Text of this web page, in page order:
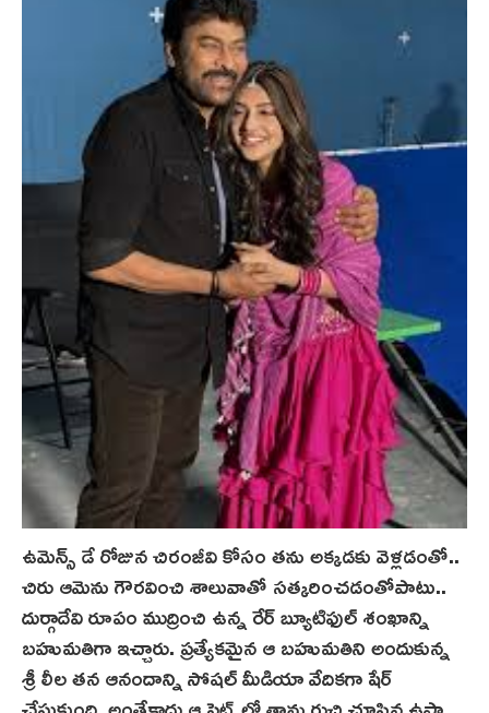
ఉమెన్స్ డే రోజున చిరంజీవి కోసం తను అక్క‌డ‌కు వెళ్లడంతో..
చిరు ఆమెను గౌరవించి శాలువాతో సత్కరించడంతోపాటు..
దుర్గాదేవి రూపం ముద్రించి ఉన్న రేర్ బ్యూటిఫుల్‌ శంఖాన్ని
బహుమతిగా ఇచ్చారు. ప్రత్యేకమైన ఆ బహుమతిని అందుకున్న
శ్రీ లీల తన ఆనందాన్ని సోషల్ మీడియా వేదికగా షేర్